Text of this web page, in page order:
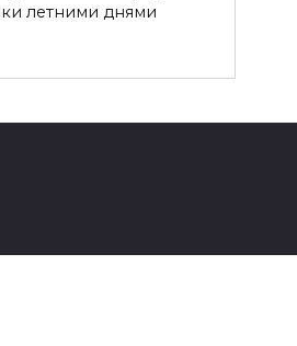
летними днями